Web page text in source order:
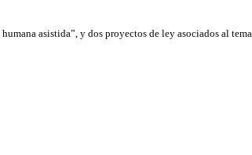
asistida”, y dos proyectos de ley asociados al tema.